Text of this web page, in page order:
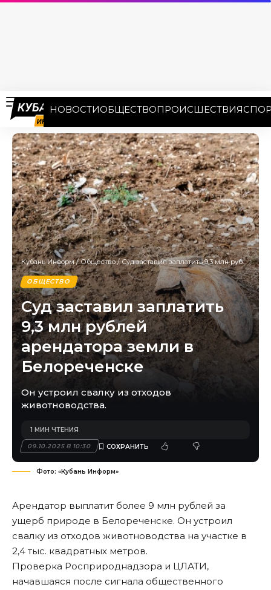
НОВОСТИОБЩЕСТВОПРОИСШЕСТВИЯ
Кубань Информ/Общество/Суд заставил заплатить 9,3 млн рублей арендатора земли в Белореченске
ОБЩЕСТВО
Суд заставил заплатить
9,3 млн рублей
арендатора земли в
Белореченске
Он устроил свалку из отходов
животноводства.
09.10.2025 В 10:30
1 МИН ЧТЕНИЯ
Фото: «Кубань Информ»
Арендатор выплатит более 9 млн рублей за
ущерб природе в Белореченске. Он устроил
свалку из отходов животноводства на участке в
2,4 тыс. квадратных метров.
Проверка Росприроднадзора и ЦЛАТИ,
начавшаяся после сигнала общественного